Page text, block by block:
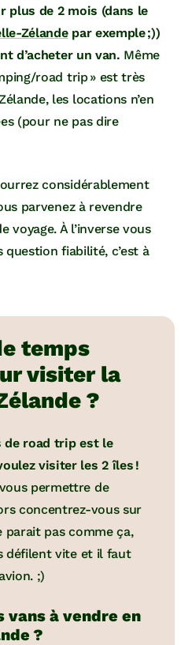
plus de 2 mois (dans le
Zélandepar exemple ;))
d’acheter un van. Même
road trip » est très
les locations n’en
(pour ne pas dire
considérablement
parvenez à revendre
voyage. À l’inverse vous
fiabilité, c’est à
temps
visiter la
?
de road trip est le
visiter les 2 îles !
permettre de
concentrez-vous sur
parait pas comme ça,
défilent vite et il faut
;)
vans à vendre en
?